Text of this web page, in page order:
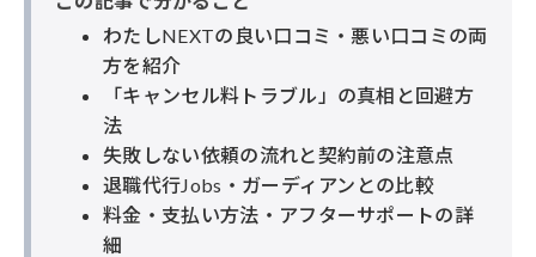
わたしNEXTの良い口コミ・悪い口コミの両
方を紹介
「キャンセル料トラブル」の真相と回避方
法
失敗しない依頼の流れと契約前の注意点
退職代行Jobs・ガーディアンとの比較
料金・支払い方法・アフターサポートの詳
細